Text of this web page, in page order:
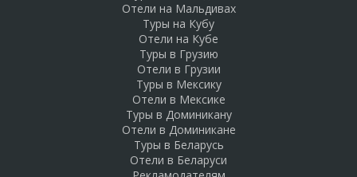
Отели на Мальдивах
Туры на Кубу
Отели на Кубе
Туры в Грузию
Отели в Грузии
Туры в Мексику
Отели в Мексике
Туры в Доминикану
Отели в Доминикане
Туры в Беларусь
Отели в Беларуси